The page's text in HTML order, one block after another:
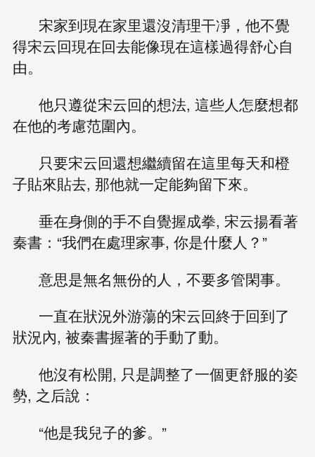
宋家到現在家里還沒清理干凈，他不覺
得宋云回現在回去能像現在這樣過得舒心自
由。
他只遵從宋云回的想法, 這些人怎麼想都
在他的考慮范圍內。
只要宋云回還想繼續留在這里每天和橙
子貼來貼去, 那他就一定能夠留下來。
垂在身側的手不自覺握成拳, 宋云揚看著
秦書：“我們在處理家事, 你是什麼人？”
意思是無名無份的人，不要多管閑事。
一直在狀況外游蕩的宋云回終于回到了
狀況內, 被秦書握著的手動了動。
他沒有松開, 只是調整了一個更舒服的姿
勢, 之后說：
“他是我兒子的爹。”